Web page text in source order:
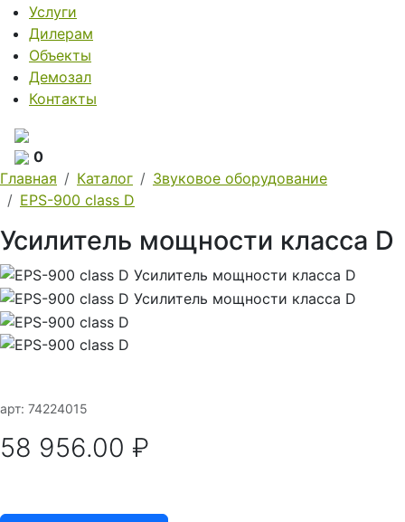
Услуги
Дилерам
Объекты
Демозал
Контакты
0
Главная
Каталог
Звуковое оборудование
EPS-900 сlass D
Усилитель мощности класса D
арт: 74224015
58 956.00 ₽